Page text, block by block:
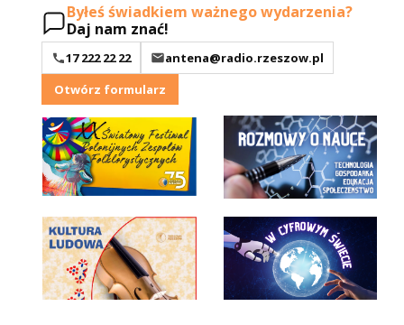
Byłeś świadkiem ważnego wydarzenia?
Daj nam znać!
17 222 22 22
antena@radio.rzeszow.pl
Otwórz formularz